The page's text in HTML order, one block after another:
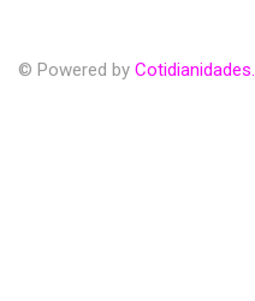
© Powered by Cotidianidades.